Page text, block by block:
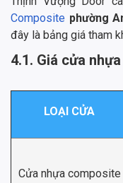
Composite phường
đây là bảng giá tham
4.1. Giá cửa
LOẠI CỬA
Cửa nhựa composite